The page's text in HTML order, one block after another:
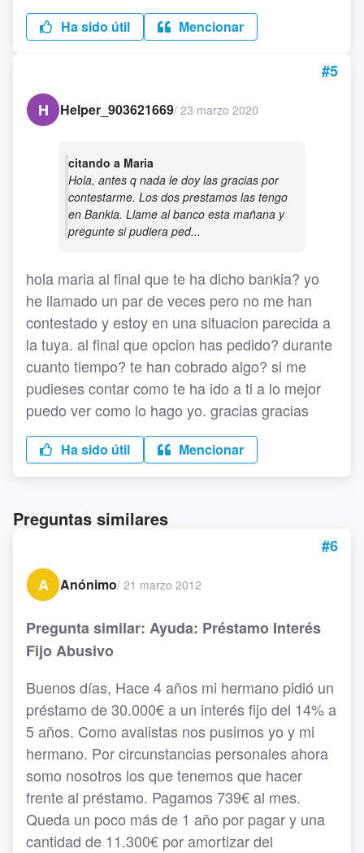
Ha sido útil Mencionar
#5
H
Helper_903621669/ 23 marzo 2020
citando a Maria
Hola, antes q nada le doy las gracias por
contestarme. Los dos prestamos las tengo
en Bankia. Llame al banco esta mañana y
pregunte si pudiera ped...
hola maria al final que te ha dicho bankia? yo
he llamado un par de veces pero no me han
contestado y estoy en una situacion parecida a
la tuya. al final que opcion has pedido? durante
cuanto tiempo? te han cobrado algo? si me
pudieses contar como te ha ido a ti a lo mejor
puedo ver como lo hago yo. gracias gracias
Ha sido útil Mencionar
Preguntas similares
#6
A
Anónimo/ 21 marzo 2012
Pregunta similar: Ayuda: Préstamo Interés
Fijo Abusivo
Buenos días, Hace 4 años mi hermano pidió un
préstamo de 30.000€ a un interés fijo del 14% a
5 años. Como avalistas nos pusimos yo y mi
hermano. Por circunstancias personales ahora
somo nosotros los que tenemos que hacer
frente al préstamo. Pagamos 739€ al mes.
Queda un poco más de 1 año por pagar y una
cantidad de 11.300€ por amortizar del